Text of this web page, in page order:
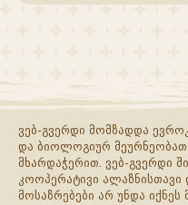
ვებ-გვერდი მომზადდა
და ბიოლოგიურ
მხარდაჭერით. ვებ-გვერდი
კოოპერატივი ალაზნისთავი
მოსაზრებები არ უნდა